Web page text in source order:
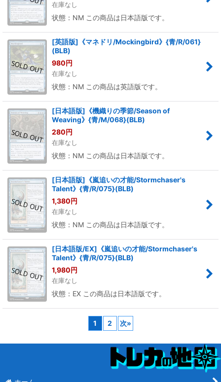
在庫なし
状態：NM この商品は日本語版です。
[英語版]《マネドリ/Mockingbird》{青/R/061}
(BLB)
980円
在庫なし
状態：NM この商品は英語版です。
[日本語版]《機織りの季節/Season of
Weaving》{青/M/068}(BLB)
280円
在庫なし
状態：NM この商品は日本語版です。
[日本語版]《嵐追いの才能/Stormchaser's
Talent》{青/R/075}(BLB)
1,380円
在庫なし
状態：NM この商品は日本語版です。
[日本語版/EX]《嵐追いの才能/Stormchaser's
Talent》{青/R/075}(BLB)
1,980円
在庫なし
状態：EX この商品は日本語版です。
1 2 次»